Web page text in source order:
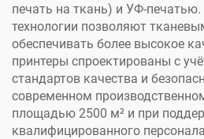
печать на ткань) и УФ-
технологии позволяют
обеспечивать более высокое
принтеры спроектированы с
стандартов качества и
современном
площадью 2500 м² и при
квалифицированного